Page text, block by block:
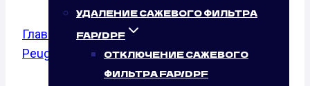
УДАЛЕНИЕ САЖЕВОГО ФИЛЬТРА
FAP/DPF
ОТКЛЮЧЕНИЕ САЖЕВОГО
ФИЛЬТРА FAP/DPF
Главная /Калибровка файлов прошивок
Peugeot
308 / 1.6 THP